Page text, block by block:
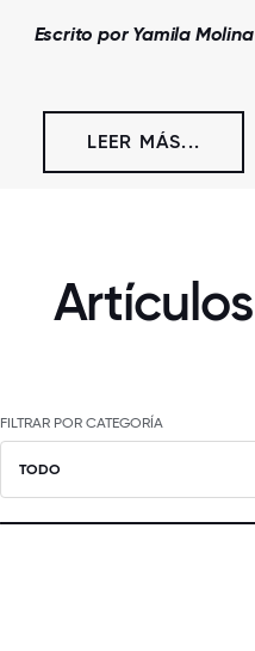
Escrito por Yamila Molina
LEER MÁS...
Artículos
FILTRAR POR CATEGORÍA
TODO